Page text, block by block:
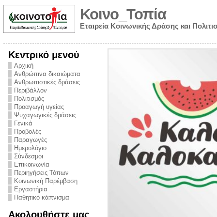
Κοινο_Τοπία
Εταιρεία Κοινωνικής Δράσης και
Κεντρικό μενού
Αρχική
Ανθρώπινα δικαιώματα
Ανθρωπιστικές δράσεις
Περιβάλλον
Πολιτισμός
Προαγωγή υγείας
Ψυχαγωγικές δράσεις
Γενικά
Προβολές
Παραγωγές
Ημερολόγιο
Σύνδεσμοι
Επικοινωνία
Περιηγήσεις Τόπων
Κοινωνική Παρέμβαση
Εργαστήρια
Παθητικό κάπνισμα
Ακολουθήστε μας
από την
την ημέρα
και
στο
Πρόληψης